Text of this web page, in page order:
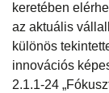
keretében
az aktuális
különös
innovációs
2.1.1-24